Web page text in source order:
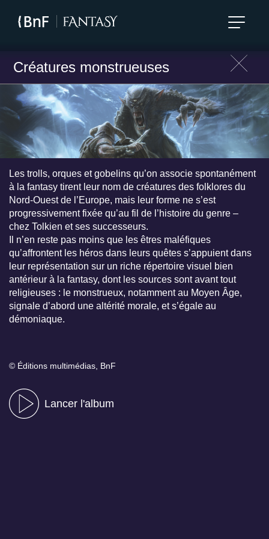
Créatures monstrueuses
Les trolls, orques et gobelins qu’on associe spontanément
à la fantasy tirent leur nom de créatures des folklores du
Nord-Ouest de l’Europe, mais leur forme ne s’est
progressivement fixée qu’au fil de l’histoire du genre –
chez Tolkien et ses successeurs.
Il n’en reste pas moins que les êtres maléfiques
qu’affrontent les héros dans leurs quêtes s’appuient dans
leur représentation sur un riche répertoire visuel bien
antérieur à la fantasy, dont les sources sont avant tout
religieuses : le monstrueux, notamment au Moyen Âge,
signale d’abord une altérité morale, et s’égale au
démoniaque.
© Éditions multimédias, BnF
Lancer l'album